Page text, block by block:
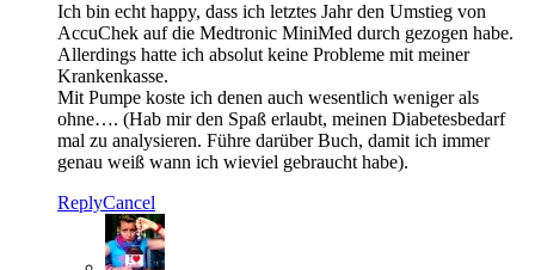
Ich bin echt happy, dass ich letztes Jahr den Umstieg von
AccuChek auf die Medtronic MiniMed durch gezogen habe.
Allerdings hatte ich absolut keine Probleme mit meiner
Krankenkasse.
Mit Pumpe koste ich denen auch wesentlich weniger als
ohne…. (Hab mir den Spaß erlaubt, meinen Diabetesbedarf
mal zu analysieren. Führe darüber Buch, damit ich immer
genau weiß wann ich wieviel gebraucht habe).
ReplyCancel